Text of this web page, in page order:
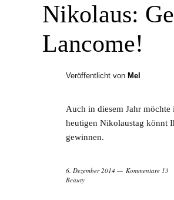
Nikolaus:
Lancome!
Veröffentlicht von Mel
Auch in diesem Jahr möchte
heutigen Nikolaustag könnt
gewinnen.
6. Dezember 2014
Kommentare 13
Beauty